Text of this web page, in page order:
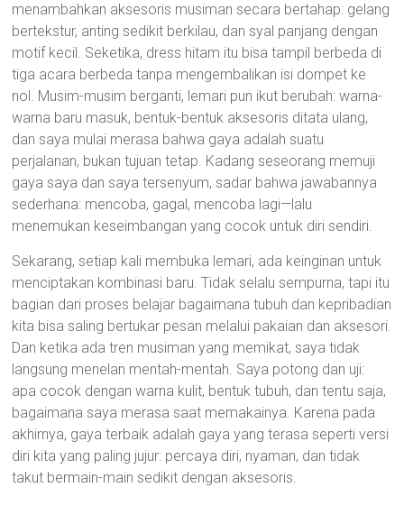
menambahkan aksesoris musiman secara bertahap: gelang
bertekstur, anting sedikit berkilau, dan syal panjang dengan
motif kecil. Seketika, dress hitam itu bisa tampil berbeda di
tiga acara berbeda tanpa mengembalikan isi dompet ke
nol. Musim-musim berganti, lemari pun ikut berubah: warna-
warna baru masuk, bentuk-bentuk aksesoris ditata ulang,
dan saya mulai merasa bahwa gaya adalah suatu
perjalanan, bukan tujuan tetap. Kadang seseorang memuji
gaya saya dan saya tersenyum, sadar bahwa jawabannya
sederhana: mencoba, gagal, mencoba lagi—lalu
menemukan keseimbangan yang cocok untuk diri sendiri.
Sekarang, setiap kali membuka lemari, ada keinginan untuk
menciptakan kombinasi baru. Tidak selalu sempurna, tapi itu
bagian dari proses belajar bagaimana tubuh dan kepribadian
kita bisa saling bertukar pesan melalui pakaian dan aksesori.
Dan ketika ada tren musiman yang memikat, saya tidak
langsung menelan mentah-mentah. Saya potong dan uji:
apa cocok dengan warna kulit, bentuk tubuh, dan tentu saja,
bagaimana saya merasa saat memakainya. Karena pada
akhirnya, gaya terbaik adalah gaya yang terasa seperti versi
diri kita yang paling jujur: percaya diri, nyaman, dan tidak
takut bermain-main sedikit dengan aksesoris.